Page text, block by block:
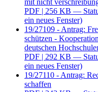
mit nicht
PDF | 256 KB —
ein neues Fenster)
19/27109 - Antrag:
schützen -
deutschen
PDF | 292 KB —
ein neues Fenster)
19/27110 - Antrag:
schaffen